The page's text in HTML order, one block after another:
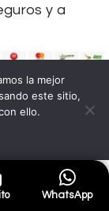
y a
WhatsApp
la mejor
este sitio,
ello.